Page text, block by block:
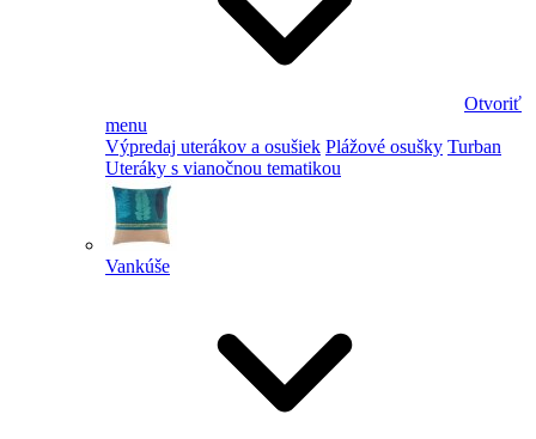
Otvoriť
menu
Výpredaj uterákov a osušiek Plážové osušky Turban
Uteráky s vianočnou tematikou
Vankúše